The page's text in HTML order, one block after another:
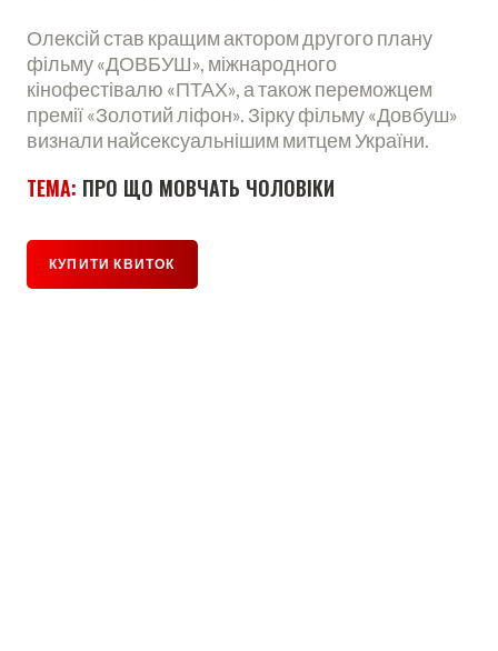
Олексій став кращим актором другого плану
фільму «ДОВБУШ», міжнародного
кінофестівалю «ПТАХ», а також переможцем
премії «Золотий ліфон». Зірку фільму «Довбуш»
визнали найсексуальнішим митцем України.
ТЕМА: ПРО ЩО МОВЧАТЬ ЧОЛОВІКИ
КУПИТИ КВИТОК